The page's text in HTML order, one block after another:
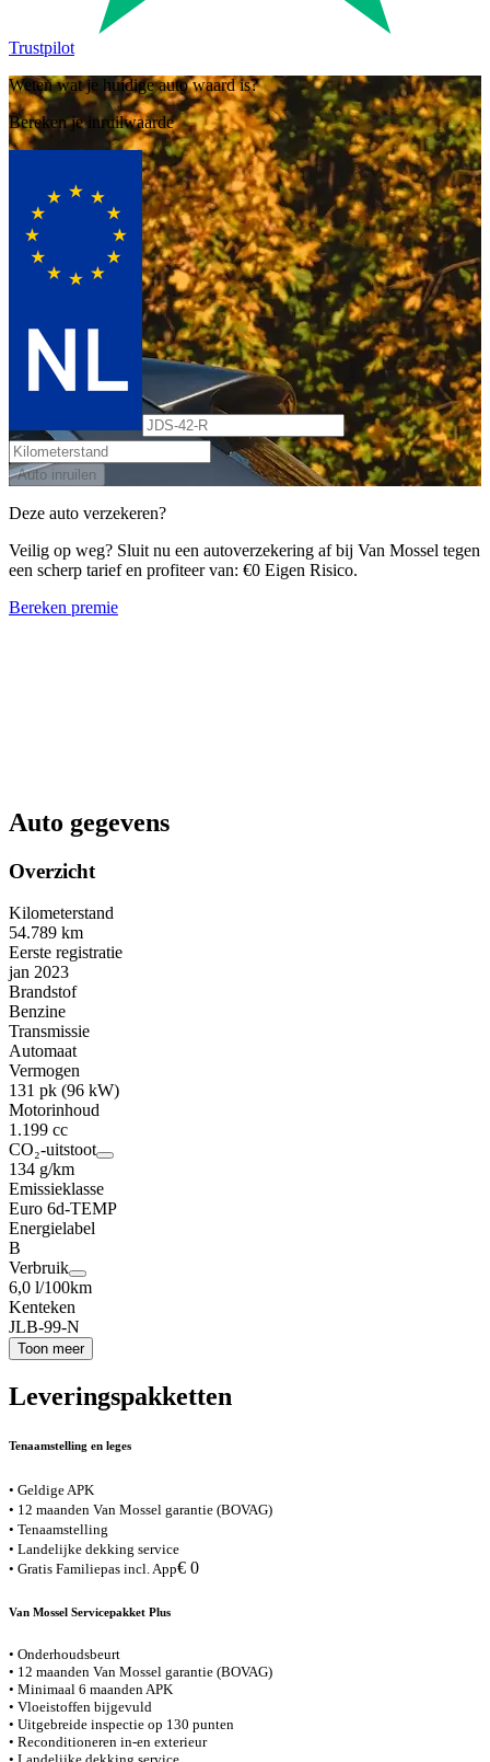
Trustpilot
Weten wat je huidige auto waard is?
Bereken je inruilwaarde
Auto inruilen
Deze auto verzekeren?
Veilig op weg? Sluit nu een autoverzekering af bij Van Mossel tegen
een scherp tarief en profiteer van: €0 Eigen Risico.
Bereken premie
Auto gegevens
Overzicht
Kilometerstand
54.789 km
Eerste registratie
jan 2023
Brandstof
Benzine
Transmissie
Automaat
Vermogen
131 pk (96 kW)
Motorinhoud
1.199 cc
CO₂-uitstoot
134 g/km
Emissieklasse
Euro 6d-TEMP
Energielabel
B
Verbruik
6,0 l/100km
Kenteken
JLB-99-N
Toon meer
Leveringspakketten
Tenaamstelling en leges
• Geldige APK
• 12 maanden Van Mossel garantie (BOVAG)
• Tenaamstelling
• Landelijke dekking service
• Gratis Familiepas incl. App€ 0
Van Mossel Servicepakket Plus
• Onderhoudsbeurt
• 12 maanden Van Mossel garantie (BOVAG)
• Minimaal 6 maanden APK
• Vloeistoffen bijgevuld
• Uitgebreide inspectie op 130 punten
• Reconditioneren in-en exterieur